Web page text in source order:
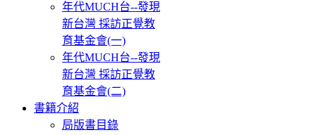
年代MUCH台--發現
新台灣 採訪正覺教
育基金會(一)
年代MUCH台--發現
新台灣 採訪正覺教
育基金會(二)
書籍介紹
局版書目錄